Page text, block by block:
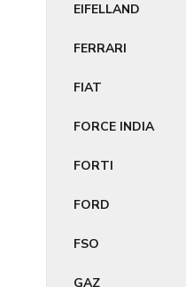
EIFELLAND
FERRARI
FIAT
FORCE INDIA
FORTI
FORD
FSO
GAZ